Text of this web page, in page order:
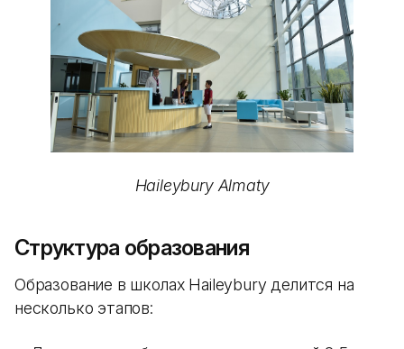
Haileybury Almaty
Структура образования
Образование в школах Haileybury делится на
несколько этапов: